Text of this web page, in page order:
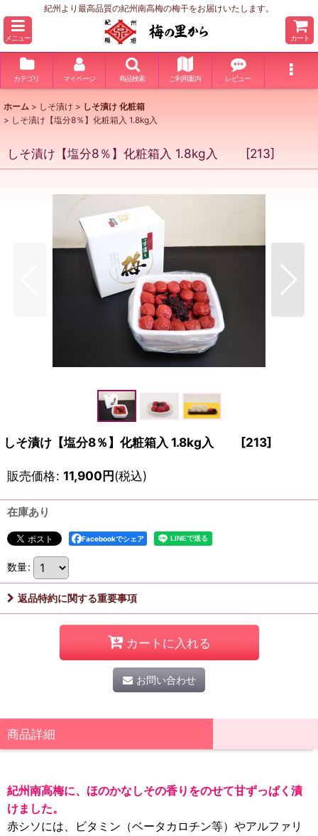
紀州より最高品質の紀州南高梅の梅干をお届けいたします。
メニュー カート
カテゴリ マイページ 商品検索 ご利用案内 レビュー
ホーム > しそ漬け > しそ漬け 化粧箱
> しそ漬け【塩分8％】化粧箱入 1.8kg入
しそ漬け【塩分8％】化粧箱入 1.8kg入 [213]
しそ漬け【塩分8％】化粧箱入 1.8kg入 [213]
販売価格: 11,900円(税込)
在庫あり
Facebookでシェア
数量:
返品特約に関する重要事項
カートに入れる
お問い合わせ
商品詳細
紀州南高梅に、ほのかなしその香りをのせて甘ずっぱく漬
けました。
赤シソには、ビタミン（ベータカロチン等）やアルファリ